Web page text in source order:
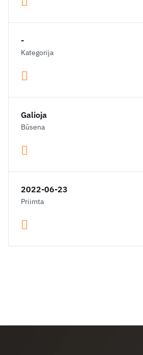
-
Kategorija
Galioja
Būsena
2022-06-23
Priimta